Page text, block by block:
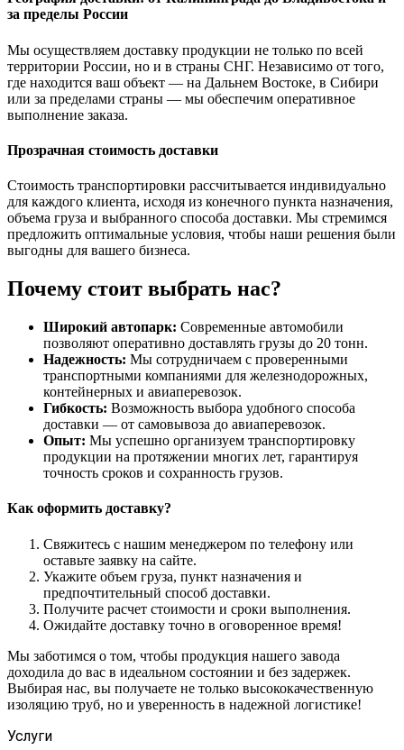
за пределы России
Мы осуществляем доставку продукции не только по всей
территории России, но и в страны СНГ. Независимо от того,
где находится ваш объект — на Дальнем Востоке, в Сибири
или за пределами страны — мы обеспечим оперативное
выполнение заказа.
Прозрачная стоимость доставки
Стоимость транспортировки рассчитывается индивидуально
для каждого клиента, исходя из конечного пункта назначения,
объема груза и выбранного способа доставки. Мы стремимся
предложить оптимальные условия, чтобы наши решения были
выгодны для вашего бизнеса.
Почему стоит выбрать нас?
Широкий автопарк: Современные автомобили
позволяют оперативно доставлять грузы до 20 тонн.
Надежность: Мы сотрудничаем с проверенными
транспортными компаниями для железнодорожных,
контейнерных и авиаперевозок.
Гибкость: Возможность выбора удобного способа
доставки — от самовывоза до авиаперевозок.
Опыт: Мы успешно организуем транспортировку
продукции на протяжении многих лет, гарантируя
точность сроков и сохранность грузов.
Как оформить доставку?
Свяжитесь с нашим менеджером по телефону или
оставьте заявку на сайте.
Укажите объем груза, пункт назначения и
предпочтительный способ доставки.
Получите расчет стоимости и сроки выполнения.
Ожидайте доставку точно в оговоренное время!
Мы заботимся о том, чтобы продукция нашего завода
доходила до вас в идеальном состоянии и без задержек.
Выбирая нас, вы получаете не только высококачественную
изоляцию труб, но и уверенность в надежной логистике!
Услуги